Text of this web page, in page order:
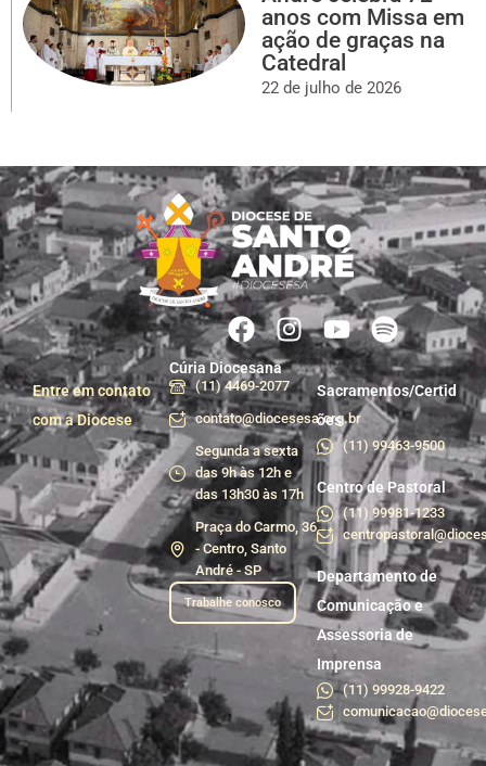
anos com Missa em
ação de graças na
Catedral
22 de julho de 2026
Entre em contato
com a Diocese
Cúria Diocesana
(11) 4469-2077
contato@diocesesa.org.br
Segunda a sexta
das 9h às 12h e
das 13h30 às 17h
Praça do Carmo, 36
- Centro, Santo
André - SP
Trabalhe conosco
Sacramentos/Certid
ões
(11) 99463-9500
Centro de Pastoral
(11) 99981-1233
Departamento de
Comunicação e
Assessoria de
Imprensa
(11) 99928-9422